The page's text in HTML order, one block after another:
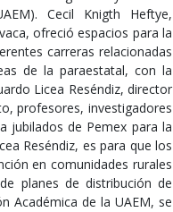
Cecil Knigth Heftye,
ofreció espacios para la
carreras relacionadas
de la paraestatal, con la
Licea Reséndiz, director
profesores, investigadores
jubilados de Pemex para la
Reséndiz, es para que los
en comunidades rurales
planes de distribución de
Académica de la UAEM, se